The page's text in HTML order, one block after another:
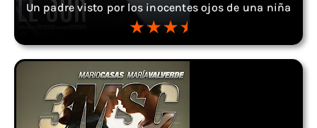
Un padre visto por los inocentes ojos de una niña